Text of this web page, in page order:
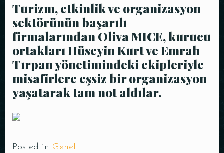
Turizm, etkinlik ve organizasyon
sektörünün başarılı
firmalarından Oliva MICE, kurucu
ortakları Hüseyin Kurt ve Emrah
Tırpan yönetimindeki ekipleriyle
misafirlere eşsiz bir organizasyon
yaşatarak tam not aldılar.
Posted in Genel